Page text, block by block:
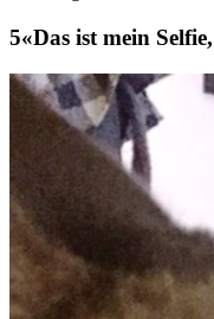
«Das ist mein